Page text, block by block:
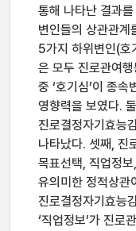
통해 나타난 결과
변인들의 상관관계
5가지 하위변인(호
은 모두 진로관여
중 ‘호기심’이 종
영향력을 보였다.
진로결정자기효능
나타났다. 셋째, 진
목표선택, 직업정
유의미한 정적상관
진로결정자기효능
‘직업정보’가 진로